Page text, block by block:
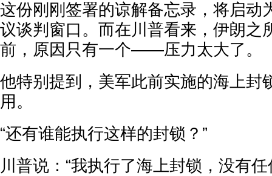
这份刚刚签署的谅解备忘录，将启动
议谈判窗口。而在川普看来，伊朗之
前，原因只有一个——压力太大了。
他特别提到，美军此前实施的海上封
用。
“还有谁能执行这样的封锁？”
川普说：“我执行了海上封锁，没有